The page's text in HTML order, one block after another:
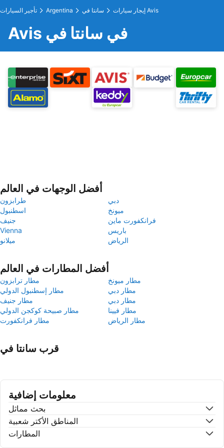
تأجير السيارات Argentina سانتا في إيجار سيارات Avis
Avis في سانتا في
أفضل الوجهات في العالم
طرابزون
دبي
اسطنبول
ميونخ
جنيف
فرانكفورت ماين
Vienna
باريس
ميلانو
الرياض
أفضل المطارات في العالم
مطار ترابزون
مطار ميونخ
مطار إسطنبول الدولي
مطار دبي
مطار جنيف
مطار دبي
مطار صبيحة كوكجن الدولي
مطار فيينا
مطار فرانكفورت
مطار الرياض
قرب سانتا في
معلومات إضافية
بحث مماثل
المناطق الأكتر شعبية
المطارات